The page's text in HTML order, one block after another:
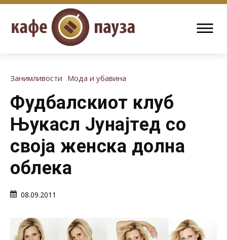
Занимливости Мода и убавина
Фудбалскиот клуб
Њукасл Јунајтед со
своја женска долна
облека
08.09.2011